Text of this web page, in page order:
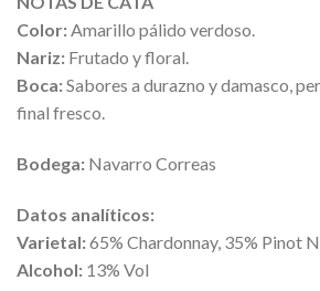
Color:Amarillo pálido verdoso.
Nariz: Frutado y floral.
Boca:Sabores a durazno y damasco,
final fresco.
Bodega: Navarro Correas
Datos analíticos:
Varietal:65% Chardonnay, 35% Pinot
Alcohol: 13% Vol